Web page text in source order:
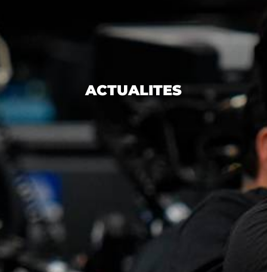
ACTUALITES